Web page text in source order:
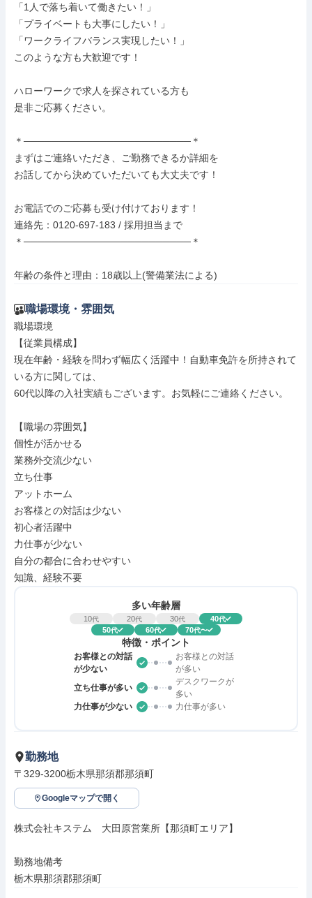
「1人で落ち着いて働きたい！」
「プライベートも大事にしたい！」
「ワークライフバランス実現したい！」
このような方も大歓迎です！
ハローワークで求人を探されている方も
是非ご応募ください。
＊────────────────────────＊
まずはご連絡いただき、ご勤務できるか詳細を
お話してから決めていただいても大丈夫です！
お電話でのご応募も受け付けております！
連絡先：0120-697-183 / 採用担当まで
＊────────────────────────＊
年齢の条件と理由：18歳以上(警備業法による)
職場環境・雰囲気
職場環境
【従業員構成】
現在年齢・経験を問わず幅広く活躍中！自動車免許を所持されて
いる方に関しては、
60代以降の入社実績もございます。お気軽にご連絡ください。
【職場の雰囲気】
個性が活かせる
業務外交流少ない
立ち仕事
アットホーム
お客様との対話は少ない
初心者活躍中
力仕事が少ない
自分の都合に合わせやすい
知識、経験不要
多い年齢層
10代 20代 30代 40代
50代 60代 70代〜
特徴・ポイント
お客様との対話
が少ない
お客様との対話
が多い
立ち仕事が多い
デスクワークが
多い
力仕事が少ない
力仕事が多い
勤務地
〒329-3200栃木県那須郡那須町
Googleマップで開く
株式会社キステム　大田原営業所【那須町エリア】
勤務地備考
栃木県那須郡那須町